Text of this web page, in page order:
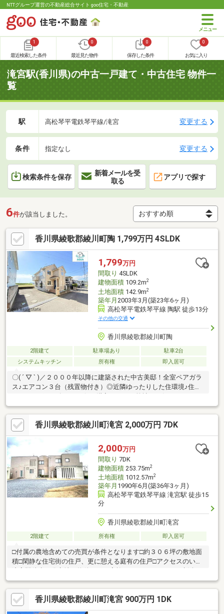
NTTグループ運営の不動産総合サイト goo住宅・不動産
1
最近検索した条件
0
最近見た物件
0
保存した条件
0
お気に入り
滝宮駅(香川県)の中古一戸建て・中古住宅 物件一
覧
駅 高松琴平電鉄琴平線/滝宮 変更する
条件 指定なし 変更する
検索条件を保存
新着メールを受
取る
アプリで探す
6件が該当しました。
香川県綾歌郡綾川町陶 1,799万円 4SLDK
1,799万円
間取り 4SLDK
建物面積109.2m2
土地面積142.9m2
築年月 2003年3月(築23年6ヶ月)
高松琴平電鉄琴平線 陶駅 徒歩13分
その他の交通
香川県綾歌郡綾川町陶
2階建て 駐車場あり
駐車2台
システムキッチン
所有権 即入居可
〇( ´ ▽ ` )／２０００年以降に建築された中古美邸！全室ペアガラ
ス♪エアコン３台（残置物付き）◎近隣ゆったりした住環境♪住宅
／ファミリー向けのポイント、綾川町立陶小学校が徒歩20分のと
ころにあります。坂はなかなか上るのが大変ですが平坦地なら楽
ですよね。車の往来が少ない通学路なので、お子様の登下校時も
安心です。システムキッチン付きの物件です。駅まで歩いて13分
ほどの物件です。全居室フローリングなので、楽々快適にお掃除
ができます。来訪者を確認できる、TVインターホン付きです。
香川県綾歌郡綾川町滝宮 2,000万円 7DK
2,000万円
間取り 7DK
建物面積253.75m2
土地面積1012.57m2
築年月 1990年6月(築36年3ヶ月)
高松琴平電鉄琴平線 滝宮駅 徒歩15
分
香川県綾歌郡綾川町滝宮
2階建て 所有権 即入居可
□付属の農地含めての売買が条件となります□約３０６坪の敷地面
積□閑静な住宅街の住戸、更に憩える庭有の住戸□アクセスのいい
支える駐車場３台以上分あり□２０２１年に１部リフォーム済み□
こちらの物件にご興味があり内見希望の方は事前に下記の連絡先
までご連絡お願いいたします！ＴＥＬ：０８７５－６２－６４７
６住所：香川県三豊市豊中町下高野２７５６番地１営業時間：
香川県綾歌郡綾川町滝宮 900万円 1DK